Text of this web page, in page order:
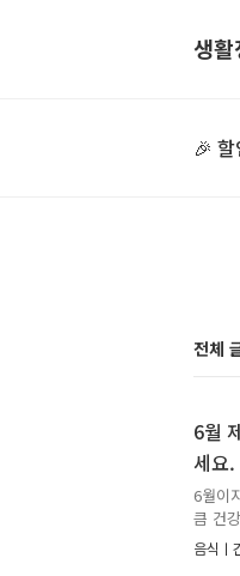
생
🎉
전체
6월
세요
6월이
큼 건
로 건
럼 6
음식ㅣ